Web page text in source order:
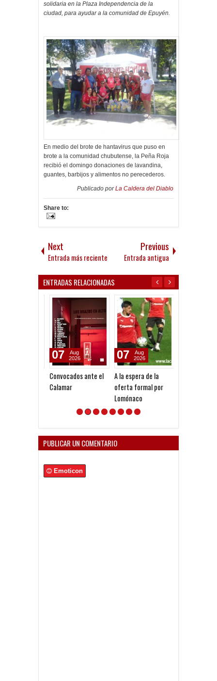
solidaria en la Plaza Independencia de la
ciudad, para ayudar a la comunidad de Epuyén.
En medio del brote de hantavirus que puso en
brote a la comunidad chubutense, la Peña Roja
recibió el domingo donaciones de lavandina,
guantes, barbijos y alimentos no perecederos.
Publicado porLa Caldera del Diablo
Share to:
Next
Entrada más reciente
Previous
Entrada antigua
ENTRADAS RELACIONADAS
Convocados ante el
Calamar
07
Aug
2026
A la espera de la
oferta formal por
Lomónaco
07
Aug
2026
PUBLICAR UN COMENTARIO
Emoticon